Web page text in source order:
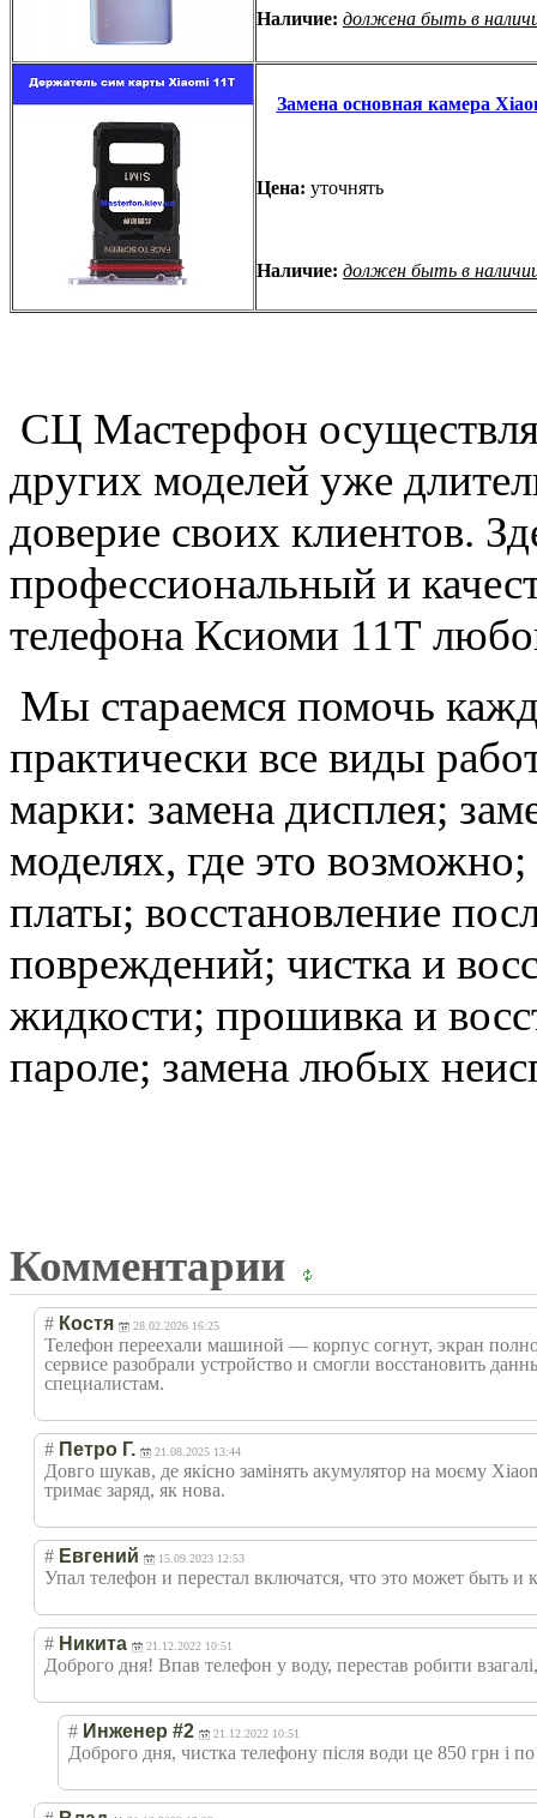
Наличие: должена быть в
Замена основная камера
Цена: уточнять
Наличие: должен быть в
СЦ Мастерфон
других моделей уже
доверие своих клиентов.
профессиональный и
телефона Ксиоми 11Т
Мы стараемся помочь
практически все виды
марки: замена дисплея;
моделях, где это
платы; восстановление
повреждений; чистка и
жидкости; прошивка и
пароле; замена любых
Комментарии
# Костя 28.02.2026 16:25
Телефон переехали машиной — корпус согнут, экран
сервисе разобрали устройство и смогли восстановить
специалистам.
# Петро Г. 21.08.2025 13:44
Довго шукав, де якісно замінять акумулятор на моєму
тримає заряд, як нова.
# Евгений 15.09.2023 12:53
Упал телефон и перестал включатся, что это может быть и
# Никита 21.12.2022 10:51
Доброго дня! Впав телефон у воду, перестав робити
# Инженер #2 21.12.2022 10:51
Доброго дня, чистка телефону після води це 850 грн і